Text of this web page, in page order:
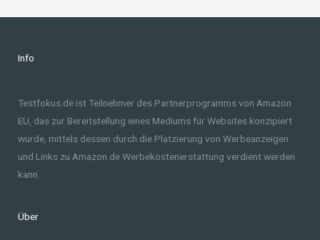
Info
Testfokus.de ist Teilnehmer des Partnerprogramms von Amazon
EU, das zur Bereitstellung eines Mediums für Websites konzipiert
wurde, mittels dessen durch die Platzierung von Werbeanzeigen
und Links zu Amazon.de Werbekostenerstattung verdient werden
kann.
Über